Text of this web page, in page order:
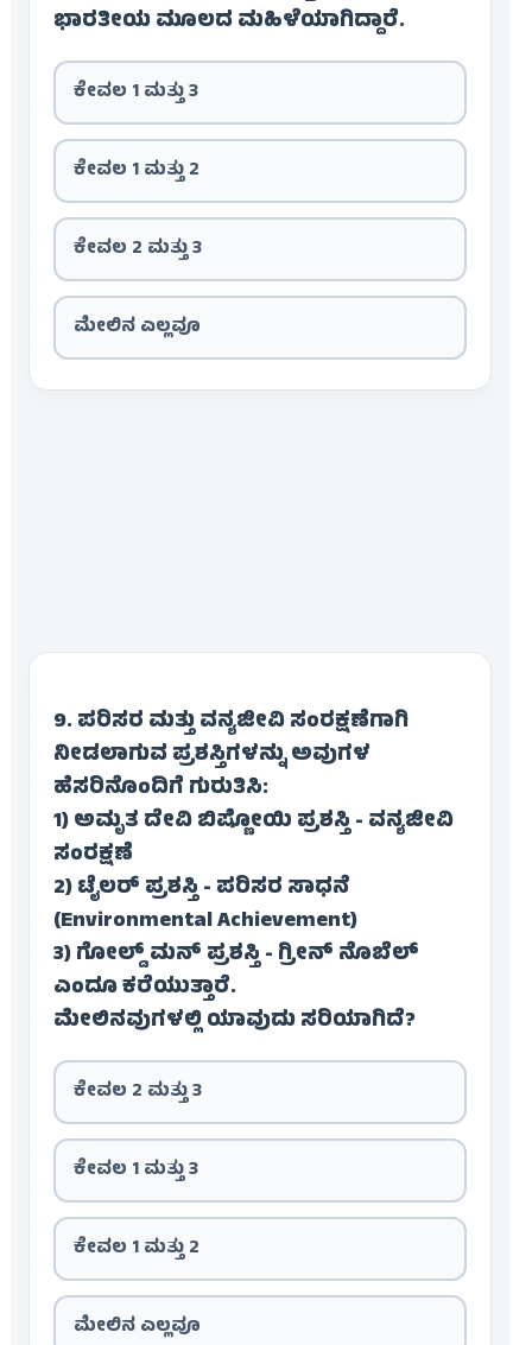
ಭಾರತೀಯ ಮೂಲದ ಮಹಿಳೆಯಾಗಿದ್ದಾರೆ.
ಕೇವಲ 1 ಮತ್ತು 3
ಕೇವಲ 1 ಮತ್ತು 2
ಕೇವಲ 2 ಮತ್ತು 3
ಮೇಲಿನ ಎಲ್ಲವೂ
9. ಪರಿಸರ ಮತ್ತು ವನ್ಯಜೀವಿ ಸಂರಕ್ಷಣೆಗಾಗಿ
ನೀಡಲಾಗುವ ಪ್ರಶಸ್ತಿಗಳನ್ನು ಅವುಗಳ
ಹೆಸರಿನೊಂದಿಗೆ ಗುರುತಿಸಿ:
1) ಅಮೃತ ದೇವಿ ಬಿಷ್ಣೋಯಿ ಪ್ರಶಸ್ತಿ - ವನ್ಯಜೀವಿ
ಸಂರಕ್ಷಣೆ
2) ಟೈಲರ್ ಪ್ರಶಸ್ತಿ - ಪರಿಸರ ಸಾಧನೆ
(Environmental Achievement)
3) ಗೋಲ್ಡ್ ಮನ್ ಪ್ರಶಸ್ತಿ - ಗ್ರೀನ್ ನೊಬೆಲ್
ಎಂದೂ ಕರೆಯುತ್ತಾರೆ.
ಮೇಲಿನವುಗಳಲ್ಲಿ ಯಾವುದು ಸರಿಯಾಗಿದೆ?
ಕೇವಲ 2 ಮತ್ತು 3
ಕೇವಲ 1 ಮತ್ತು 3
ಕೇವಲ 1 ಮತ್ತು 2
ಮೇಲಿನ ಎಲ್ಲವೂ